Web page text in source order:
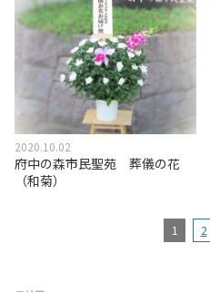
2020.10.02
府中の森市民聖苑 葬儀の花
（和菊）
1 2